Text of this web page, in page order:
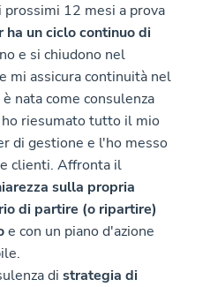
prossimi 12 mesi a prova
ha un ciclo continuo di
e si chiudono nel
mi assicura continuità nel
nata come consulenza
riesumato tutto il mio
di gestione e l'ho messo
clienti. Affronta il
sulla propria
di partire (o ripartire)
e con un piano d'azione
di strategia di